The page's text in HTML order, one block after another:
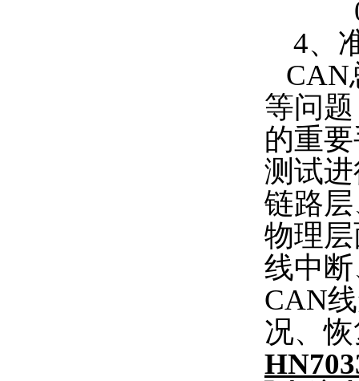
4、
CAN
等问
的重
测试
链路
物理
线中
CAN
况、